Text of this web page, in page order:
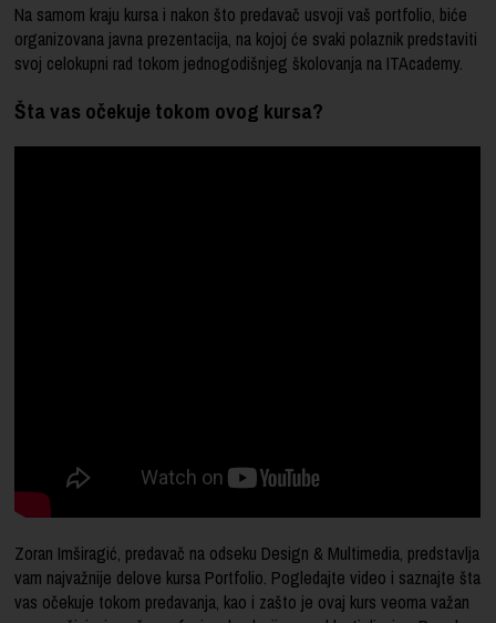
Na samom kraju kursa i nakon što predavač usvoji vaš portfolio, biće
organizovana javna prezentacija, na kojoj će svaki polaznik predstaviti
svoj celokupni rad tokom jednogodišnjeg školovanja na ITAcademy.
Šta vas očekuje tokom ovog kursa?
Zoran Imširagić, predavač na odseku Design & Multimedia, predstavlja
vam najvažnije delove kursa Portfolio. Pogledajte video i saznajte šta
vas očekuje tokom predavanja, kao i zašto je ovaj kurs veoma važan